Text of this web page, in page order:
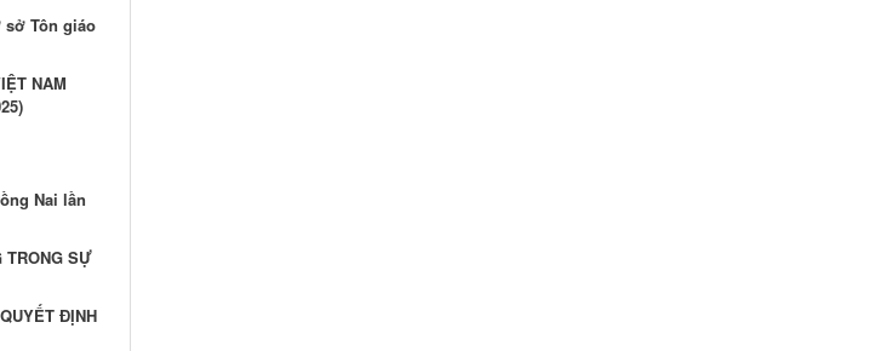
sở Tôn giáo
NAM
Nai lần
TRONG SỰ
ĐỊNH